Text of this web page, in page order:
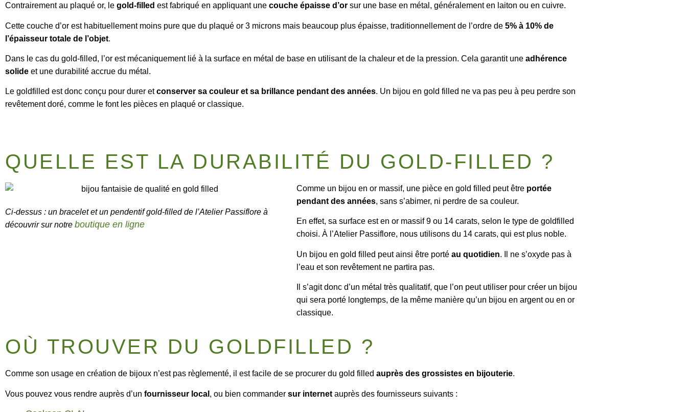
Contrairement au plaqué or, le gold-filled est fabriqué en appliquant une couche épaisse d’or sur une base en métal, généralement en laiton ou en cuivre.
Cette couche d’or est habituellement moins pure que du plaqué or 3 microns mais beaucoup plus épaisse, traditionnellement de l’ordre de 5% à 10% de
l’épaisseur totale de l’objet.
Dans le cas du gold-filled, l’or est mécaniquement lié à la surface en métal de base en utilisant de la chaleur et de la pression. Cela garantit une adhérence
solide et une durabilité accrue du métal.
Le goldfilled est donc conçu pour durer etconserver sa couleur et sa brillance pendant des années. Un bijou en gold filled ne va pas peu à peu perdre son
revêtement doré, comme le font les pièces en plaqué or classique.
QUELLE EST LA DURABILITÉ DU GOLD-FILLED ?
Ci-dessus : un bracelet et un pendentif gold-filled de l’Atelier Passiflore à
découvrir sur notre boutique en ligne
Comme un bijou en or massif, une pièce en gold filled peut être portée
pendant des années, sans s’abimer, ni perdre de sa couleur.
En effet, sa surface est en or massif 9 ou 14 carats, selon le type de goldfilled
choisi. À l’Atelier Passiflore, nous utilisons du 14 carats, qui est plus noble.
Un bijou en gold filled peut ainsi être porté au quotidien. Il ne s’oxyde pas à
l’eau et son revêtement ne partira pas.
Il s’agit donc d’un métal très qualitatif, que l’on peut utiliser pour créer un bijou
qui sera porté longtemps, de la même manière qu’un bijou en argent ou en or
classique.
OÙ TROUVER DU GOLDFILLED ?
Comme son usage en création de bijoux n’est pas règlementé, il est facile de se procurer du gold filled auprès des grossistes en bijouterie.
Vous pouvez vous rendre auprès d’un fournisseur local , ou bien commander sur internet auprès des fournisseurs suivants :